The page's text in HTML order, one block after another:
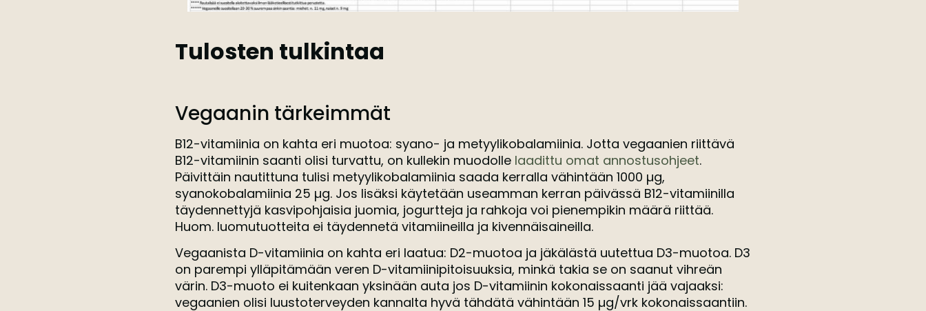
Tulosten tulkintaa
Vegaanin tärkeimmät
B12-vitamiinia on kahta eri muotoa: syano- ja metyylikobalamiinia. Jotta vegaanien riittävä
B12-vitamiinin saanti olisi turvattu, on kullekin muodolle laadittu omat annostusohjeet.
Päivittäin nautittuna tulisi metyylikobalamiinia saada kerralla vähintään 1000 µg,
syanokobalamiinia 25 µg. Jos lisäksi käytetään useamman kerran päivässä B12-vitamiinilla
täydennettyjä kasvipohjaisia juomia, jogurtteja ja rahkoja voi pienempikin määrä riittää.
Huom. luomutuotteita ei täydennetä vitamiineilla ja kivennäisaineilla.
Vegaanista D-vitamiinia on kahta eri laatua: D2-muotoa ja jäkälästä uutettua D3-muotoa. D3
on parempi ylläpitämään veren D-vitamiinipitoisuuksia, minkä takia se on saanut vihreän
värin. D3-muoto ei kuitenkaan yksinään auta jos D-vitamiinin kokonaissaanti jää vajaaksi:
vegaanien olisi luustoterveyden kannalta hyvä tähdätä vähintään 15 µg/vrk kokonaissaantiin.